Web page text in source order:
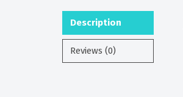
Description
Reviews (0)